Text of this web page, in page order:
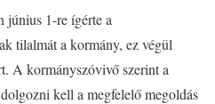
június 1-re ígérte a
tilalmát a kormány, ez végül
A kormányszóvivő szerint a
kell a megfelelő megoldás